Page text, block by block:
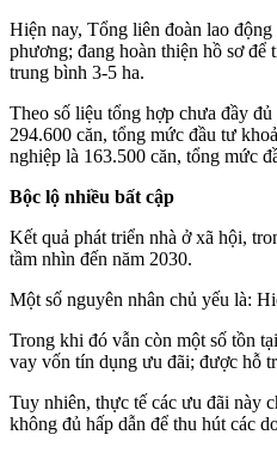
Hiện nay, Tổng liên đoàn lao
phương; đang hoàn thiện hồ sơ
trung bình 3-5 ha.
Theo số liệu tổng hợp chưa đầy
294.600 căn, tổng mức đầu tư
nghiệp là 163.500 căn, tổng mức
Bộc lộ nhiều bất cập
Kết quả phát triển nhà ở xã hội,
tầm nhìn đến năm 2030.
Một số nguyên nhân chủ yếu là:
Trong khi đó vẫn còn một số tồn
vay vốn tín dụng ưu đãi; được hỗ
Tuy nhiên, thực tế các ưu đãi này
không đủ hấp dẫn để thu hút các